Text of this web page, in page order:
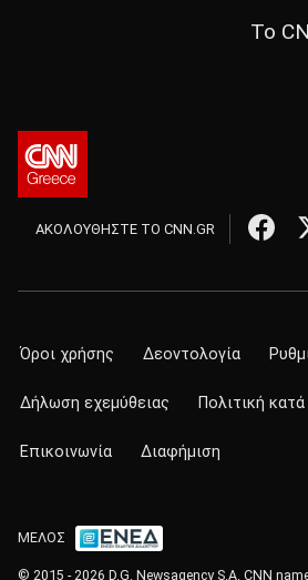
Το
ΑΚΟΛΟΥΘΗΣΤΕ ΤΟ CNN.GR
Όροι χρήσης Δεοντολογία
Δήλωση εχεμύθειας Πολιτική
Επικοινωνία Διαφήμιση
ΜΕΛΟΣ
© 2015 - 2026 D.G. Newsagency S.A. CNN